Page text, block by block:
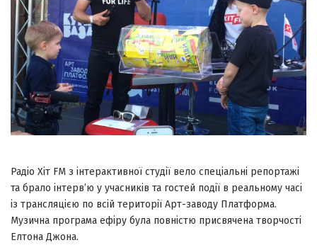
Радіо Хіт FM з інтерактивної студії вело спеціальні репортажі
та брало інтерв’ю у учасників та гостей події в реальному часі
із трансляцією по всій території Арт-заводу Платформа.
Музична програма ефіру була повністю присвячена творчості
Елтона Джона.